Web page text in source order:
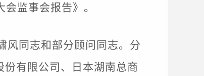
监事会报告》。
同志和部分顾问同志。 分
份有限公司、日本湖南总商